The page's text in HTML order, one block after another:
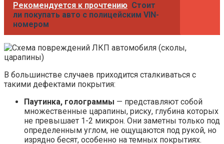
Рекомендуется к прочтению Стоит
ли покупать авто с полицейским VIN-
номером
В большинстве случаев приходится сталкиваться с
такими дефектами покрытия:
Паутинка, голограммы — представляют собой
множественные царапины, риску, глубина которых
не превышает 1-2 микрон. Они заметны только под
определенным углом, не ощущаются под рукой, но
изрядно бесят, особенно на темных покрытиях.